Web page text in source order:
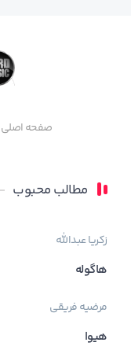
صفحه اصلی
مطالب محبوب
زکریا عبدالله
هاگوله
مرضیه فریقی
هیوا